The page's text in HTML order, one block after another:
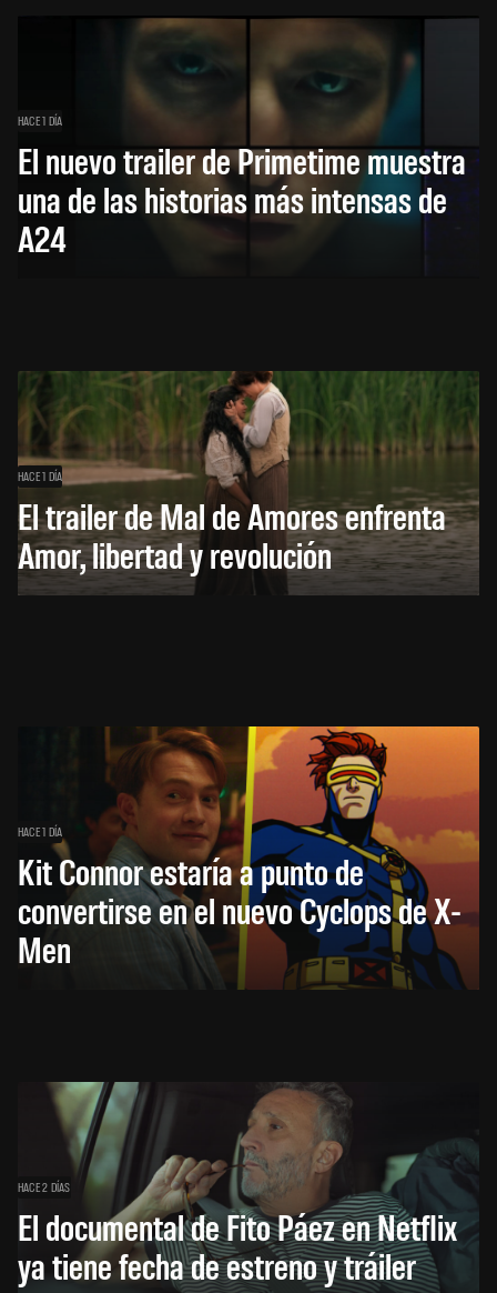
HACE 1 DÍA
El nuevo trailer de Primetime muestra
una de las historias más intensas de
A24
HACE 1 DÍA
El trailer de Mal de Amores enfrenta
Amor, libertad y revolución
HACE 1 DÍA
Kit Connor estaría a punto de
convertirse en el nuevo Cyclops de X-
Men
HACE 2 DÍAS
El documental de Fito Páez en Netflix
ya tiene fecha de estreno y tráiler